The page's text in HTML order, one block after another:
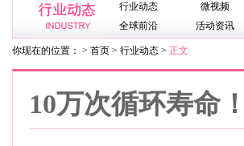
行业动态
全球前沿
微视频
活动资讯
你现在的位置： > 首页 > 行业动态 > 正文
10万次循环寿命